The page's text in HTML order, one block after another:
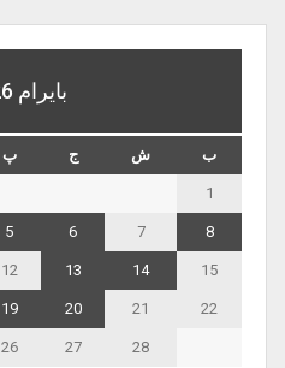
بايرام 2026
پ ج ش ب
1
5 6 7 8
12 13 14 15
19 20 21 22
26 27
28